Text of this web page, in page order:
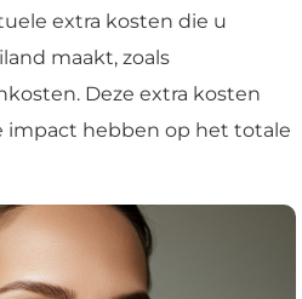
extra kosten die u
maakt, zoals
Deze extra kosten
impact hebben op het totale